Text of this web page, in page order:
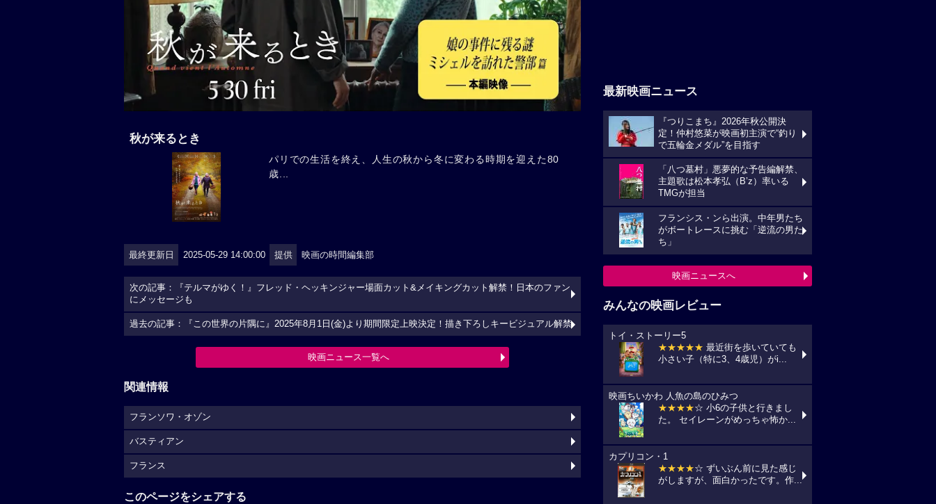
秋が来るとき
パリでの生活を終え、人生の秋から冬に変わる時期を迎えた80
歳...
最終更新日 2025-05-29 14:00:00 提供 映画の時間編集部
次の記事：『テルマがゆく！』フレッド・ヘッキンジャー場面カット&メイキングカット解禁！日本のファン
にメッセージも
過去の記事：『この世界の片隅に』2025年8月1日(金)より期間限定上映決定！描き下ろしキービジュアル解禁
映画ニュース一覧へ
関連情報
フランソワ・オゾン
バスティアン
フランス
このページをシェアする
最新映画ニュース
『つりこまち』2026年秋公開決
定！仲村悠菜が映画初主演で“釣り
で五輪金メダル”を目指す
「八つ墓村」悪夢的な予告編解禁、
主題歌は松本孝弘（B’z）率いる
TMGが担当
フランシス・ンら出演。中年男たち
がボートレースに挑む「逆流の男た
ち」
映画ニュースへ
みんなの映画レビュー
トイ・ストーリー5
★★★★★ 最近街を歩いていても
小さい子（特に3、4歳児）がi...
映画ちいかわ 人魚の島のひみつ
★★★★☆ 小6の子供と行きまし
た。 セイレーンがめっちゃ怖か...
カプリコン・1
★★★★☆ ずいぶん前に見た感じ
がしますが、面白かったです。作...